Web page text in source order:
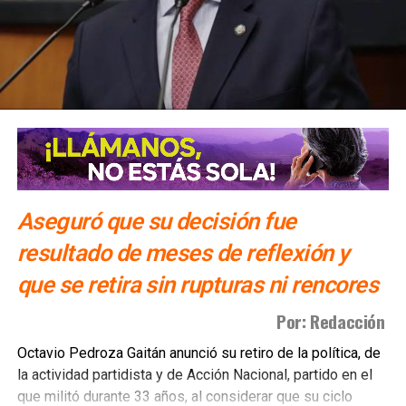
Aseguró que su decisión fue
resultado de meses de reflexión y
que se retira sin rupturas ni rencores
Por: Redacción
Octavio Pedroza Gaitán anunció su retiro de la política, de
la actividad partidista y de Acción Nacional, partido en el
que militó durante 33 años, al considerar que su ciclo